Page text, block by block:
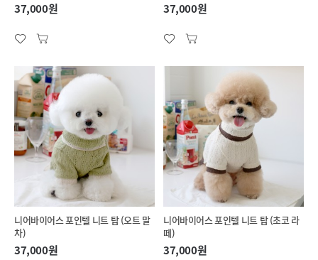
37,000원 37,000원
니어바이어스 포인텔 니트 탑 (오트 말
차)
37,000원
니어바이어스 포인텔 니트 탑 (초코 라
떼)
37,000원